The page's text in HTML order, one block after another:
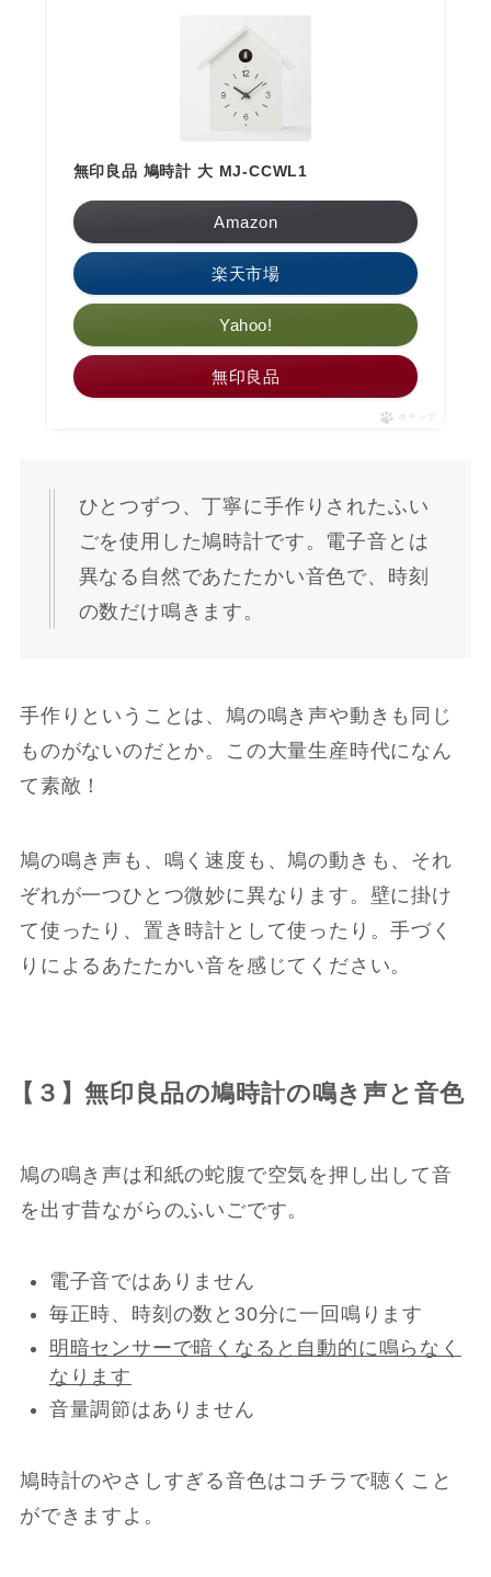
無印良品 鳩時計 大 MJ-CCWL1
Amazon
楽天市場
Yahoo!
無印良品
ポチップ
ひとつずつ、丁寧に手作りされたふい
ごを使用した鳩時計です。電子音とは
異なる自然であたたかい音色で、時刻
の数だけ鳴きます。
手作りということは、鳩の鳴き声や動きも同じ
ものがないのだとか。この大量生産時代になん
て素敵！
鳩の鳴き声も、鳴く速度も、鳩の動きも、それ
ぞれが一つひとつ微妙に異なります。壁に掛け
て使ったり、置き時計として使ったり。手づく
りによるあたたかい音を感じてください。
【３】無印良品の鳩時計の鳴き声と音色
鳩の鳴き声は和紙の蛇腹で空気を押し出して音
を出す昔ながらのふいごです。
電子音ではありません
毎正時、時刻の数と30分に一回鳴ります
明暗センサーで暗くなると自動的に鳴らなく
なります
音量調節はありません
鳩時計のやさしすぎる音色はコチラで聴くこと
ができますよ。